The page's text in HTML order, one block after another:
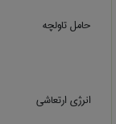
حامل تاولچه
انرژی ارتعاشی